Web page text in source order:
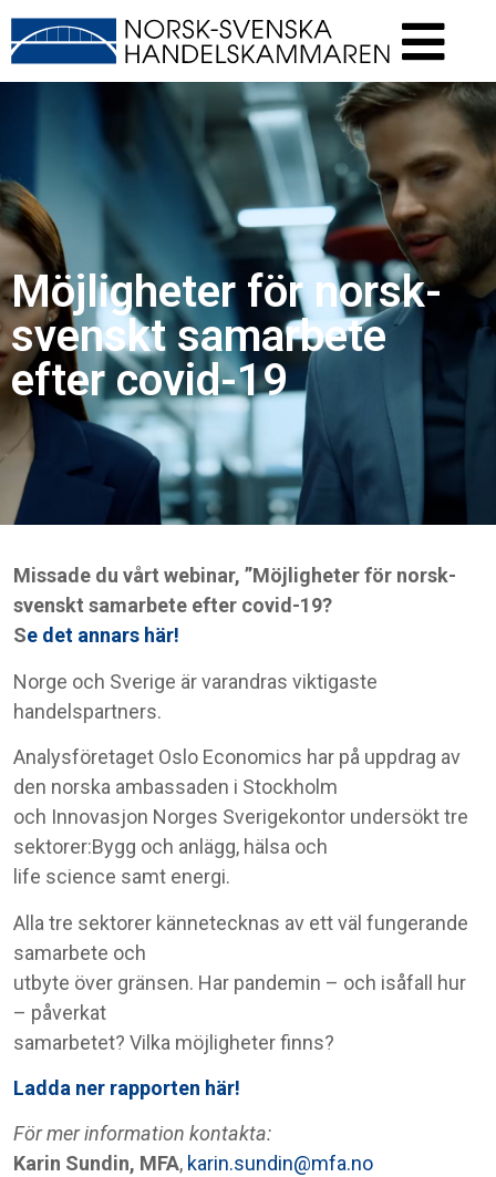
Möjligheter för norsk-
svenskt samarbete
efter covid-19
Missade du vårt webinar, ”Möjligheter för norsk-
svenskt samarbete efter covid-19?
Se det annars här!
Norge och Sverige är varandras viktigaste
handelspartners.
Analysföretaget Oslo Economics har på uppdrag av
den norska ambassaden i Stockholm
och Innovasjon Norges Sverigekontor undersökt tre
sektorer:Bygg och anlägg, hälsa och
life science samt energi.
Alla tre sektorer kännetecknas av ett väl fungerande
samarbete och
utbyte över gränsen. Har pandemin – och isåfall hur
– påverkat
samarbetet? Vilka möjligheter finns?
Ladda ner rapporten här!
För mer information kontakta:
Karin Sundin, MFA, karin.sundin@mfa.no